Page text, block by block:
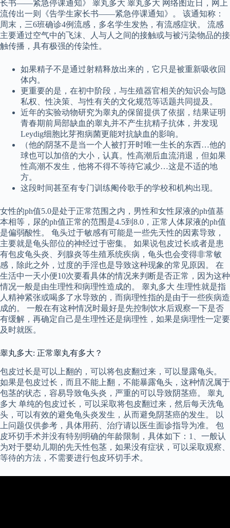
长书——紧急停课通知》 睾丸多大 睾丸多大 网络图近日，网上
流传出一则《告学生家长书——紧急停课通知》。 该通知称：
周末，三6班确诊4例流感，多名学生发热，有流感症状。 流感
主要通过空气中的飞沫、人与人之间的接触或与被污染物品的接
触传播，具有极强的传染性。
如果精子不是通过射精释放出来的，它只是被重新吸收回
体内。
更重要的是，在初中阶段，与生殖器官相关的知识会与隐
私权、性决策、与性有关的文化规范等话题共同提及。
近年的实验动物研究为睾丸的保留提供了依据，结果证明
青春期前局部缺血的睾丸并不产生抗精子抗体，并发现
Leydig细胞比芽孢病菌更能对抗缺血的影响。
（他的阴茎不是当一个人被打开时唯一生长的东西…他的
球也可以加倍的大小，认真。性高潮后血流消退，但如果
性高潮不发生，他将不得不等待它减少…这是不适的地
方。
这段时间甚至有专门训练阉伶歌手的学校和机构出现。
女性的ph值5.0是处于正常范围之内，男性和女性尿液的ph值基
本相等，尿的ph值正常的范围是4.5到8.0，正常人体尿液的ph值
是偏弱酸性。 龟头过于敏感有可能是一些先天性的因素导致，
主要就是龟头部位的神经过于密集。 如果说包皮过长或者是患
有包皮龟头炎、列腺炎等生殖系统疾病，龟头也会变得非常敏
感，除此之外，过度的手淫也是导致这种现象的常见原因。 在
生活中一天小便10次要看具体的情况来判断是否正常，因为这种
情况一般是由生理性和病理性造成的。 睾丸多大 生理性就是指
人精神紧张或喝多了水导致的，而病理性指的是由于一些疾病造
成的。 一般在有这种情况时最好是先控制饮水后观察一下是否
有缓解，再确定自己是生理性还是病理性，如果是病理性一定要
及时就医。
睾丸多大: 正常睾丸有多大？
包皮过长是可以上翻的，可以将包皮翻过来，可以显露龟头。
如果是包皮过长，而且不能上翻，不能暴露龟头，这种情况属于
包茎的状态，容易导致龟头炎，严重的可以导致阴茎癌。 睾丸
多大 单纯的包皮过长，可以采取将包皮翻过来，然后每天洗龟
头，可以有效的避免龟头炎发生，从而避免阴茎癌的发生。 以
上问题仅供参考，具体用药、治疗请以医生面诊指导为准。 包
皮环切手术并没有特别明确的年龄限制，具体如下：1、一般认
为对于婴幼儿期的先天性包茎，如果没有症状，可以采取观察、
等待的方法，不需要进行包皮环切手术。